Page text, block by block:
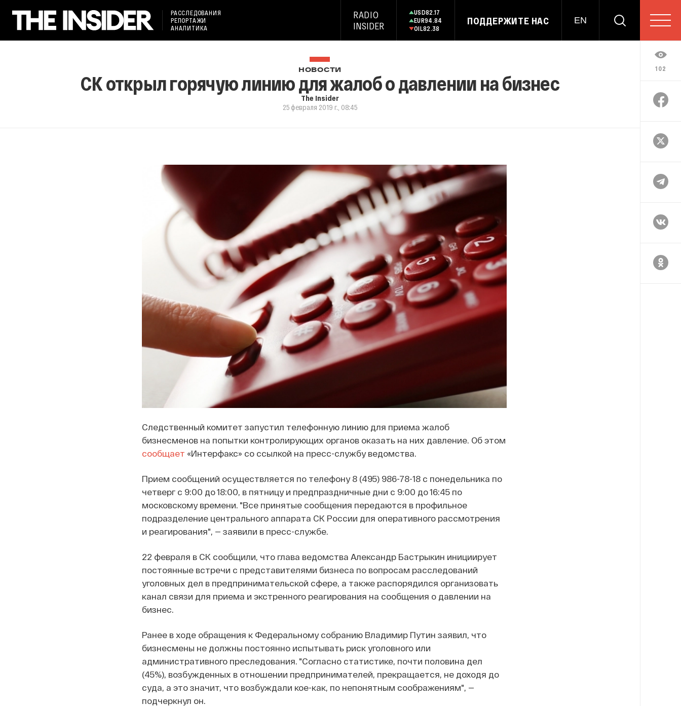
РАССЛЕДОВАНИЯ
РЕПОРТАЖИ
АНАЛИТИКА
RADIO
INSIDER
USD82.17
EUR94.84
OIL82.38
ПОДДЕРЖИТЕ НАС EN
102
НОВОСТИ
СК открыл горячую линию для жалоб о давлении на бизнес
The Insider
25 февраля 2019 г., 08:45
Следственный комитет запустил телефонную линию для приема жалоб
бизнесменов на попытки контролирующих органов оказать на них давление. Об этом
сообщает «Интерфакс» со ссылкой на пресс-службу ведомства.
Прием сообщений осуществляется по телефону 8 (495) 986-78-18 с понедельника по
четверг с 9:00 до 18:00, в пятницу и предпраздничные дни с 9:00 до 16:45 по
московскому времени. "Все принятые сообщения передаются в профильное
подразделение центрального аппарата СК России для оперативного рассмотрения
и реагирования", — заявили в пресс-службе.
22 февраля в СК сообщили, что глава ведомства Александр Бастрыкин инициирует
постоянные встречи с представителями бизнеса по вопросам расследований
уголовных дел в предпринимательской сфере, а также распорядился организовать
канал связи для приема и экстренного реагирования на сообщения о давлении на
бизнес.
Ранее в ходе обращения к Федеральному собранию Владимир Путин заявил, что
бизнесмены не должны постоянно испытывать риск уголовного или
административного преследования. "Согласно статистике, почти половина дел
(45%), возбужденных в отношении предпринимателей, прекращается, не доходя до
суда, а это значит, что возбуждали кое-как, по непонятным соображениям", —
подчеркнул он.